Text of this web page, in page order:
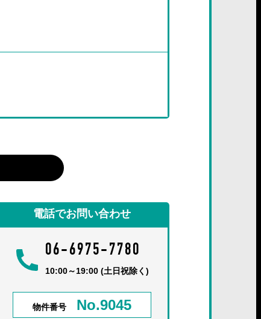
電話でお問い合わせ
06-6975-7780
10:00～19:00 (土日祝除く)
物件番号 No.9045